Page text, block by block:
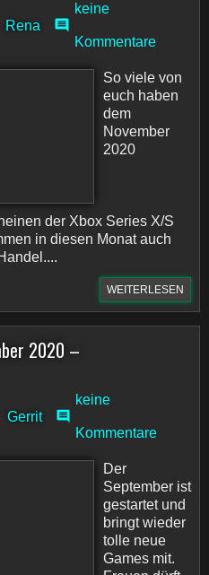
Rena
keine
Kommentare
So viele von
euch haben
dem
November
2020
der Xbox Series X/S
in diesen Monat auch
WEITERLESEN
2020 –
Gerrit
keine
Kommentare
Der
September ist
gestartet und
bringt wieder
tolle neue
Games mit.